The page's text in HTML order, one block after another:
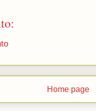
Home page